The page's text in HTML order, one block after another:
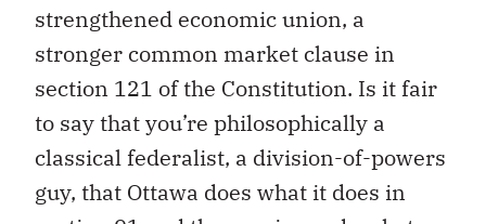
strengthened economic union, a
stronger common market clause in
section 121 of the Constitution. Is it fair
to say that you’re philosophically a
classical federalist, a division-of-powers
guy, that Ottawa does what it does in